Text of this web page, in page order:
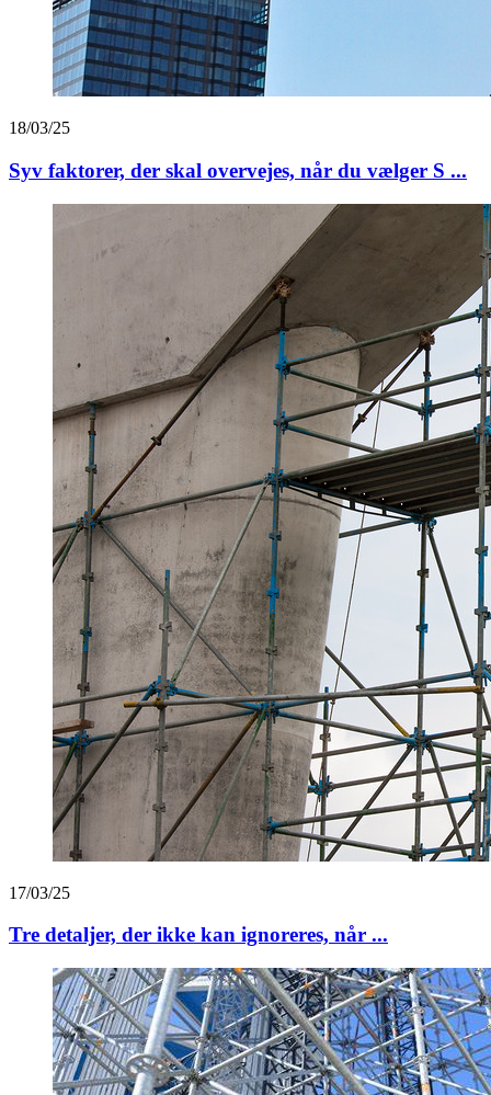
18/03/25
Syv faktorer, der skal overvejes, når du vælger S ...
17/03/25
Tre detaljer, der ikke kan ignoreres, når ...